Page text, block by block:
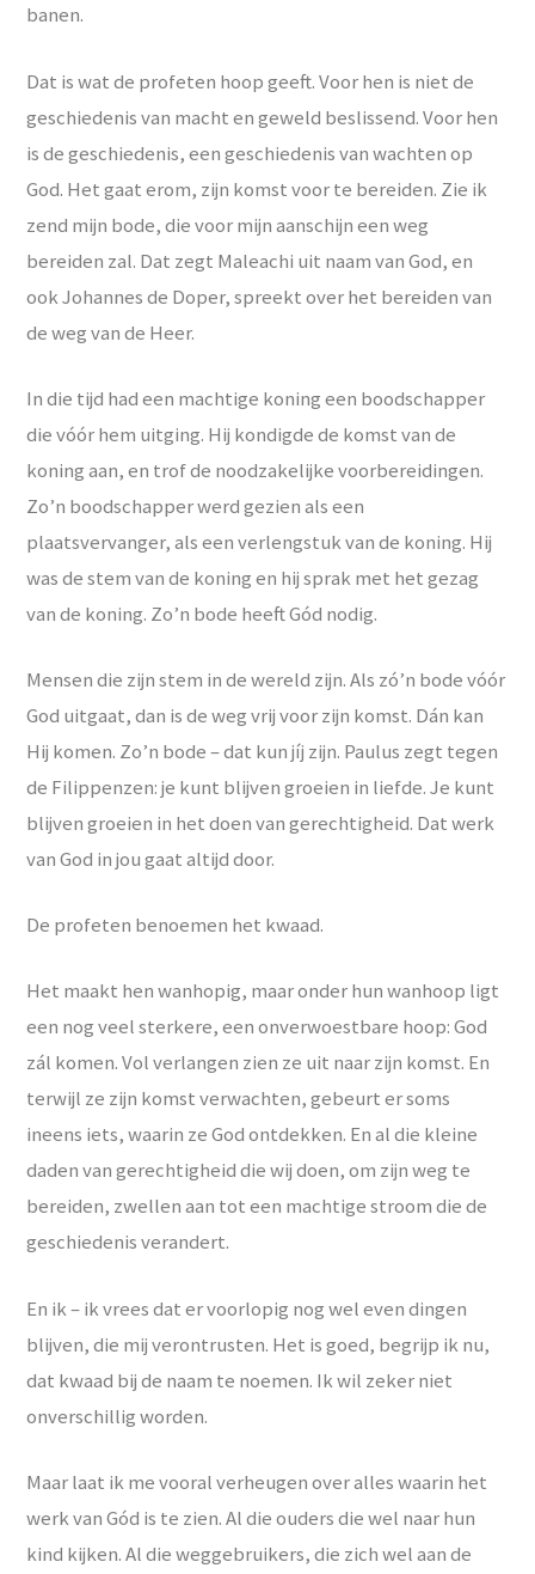
banen.
Dat is wat de profeten hoop geeft. Voor hen is niet de
geschiedenis van macht en geweld beslissend. Voor hen
is de geschiedenis, een geschiedenis van wachten op
God. Het gaat erom, zijn komst voor te bereiden. Zie ik
zend mijn bode, die voor mijn aanschijn een weg
bereiden zal. Dat zegt Maleachi uit naam van God, en
ook Johannes de Doper, spreekt over het bereiden van
de weg van de Heer.
In die tijd had een machtige koning een boodschapper
die vóór hem uitging. Hij kondigde de komst van de
koning aan, en trof de noodzakelijke voorbereidingen.
Zo’n boodschapper werd gezien als een
plaatsvervanger, als een verlengstuk van de koning. Hij
was de stem van de koning en hij sprak met het gezag
van de koning. Zo’n bode heeft Gód nodig.
Mensen die zijn stem in de wereld zijn. Als zó’n bode vóór
God uitgaat, dan is de weg vrij voor zijn komst. Dán kan
Hij komen. Zo’n bode – dat kun jíj zijn. Paulus zegt tegen
de Filippenzen: je kunt blijven groeien in liefde. Je kunt
blijven groeien in het doen van gerechtigheid. Dat werk
van God in jou gaat altijd door.
De profeten benoemen het kwaad.
Het maakt hen wanhopig, maar onder hun wanhoop ligt
een nog veel sterkere, een onverwoestbare hoop: God
zál komen. Vol verlangen zien ze uit naar zijn komst. En
terwijl ze zijn komst verwachten, gebeurt er soms
ineens iets, waarin ze God ontdekken. En al die kleine
daden van gerechtigheid die wij doen, om zijn weg te
bereiden, zwellen aan tot een machtige stroom die de
geschiedenis verandert.
En ik – ik vrees dat er voorlopig nog wel even dingen
blijven, die mij verontrusten. Het is goed, begrijp ik nu,
dat kwaad bij de naam te noemen. Ik wil zeker niet
onverschillig worden.
Maar laat ik me vooral verheugen over alles waarin het
werk van Gód is te zien. Al die ouders die wel naar hun
kind kijken. Al die weggebruikers, die zich wel aan de